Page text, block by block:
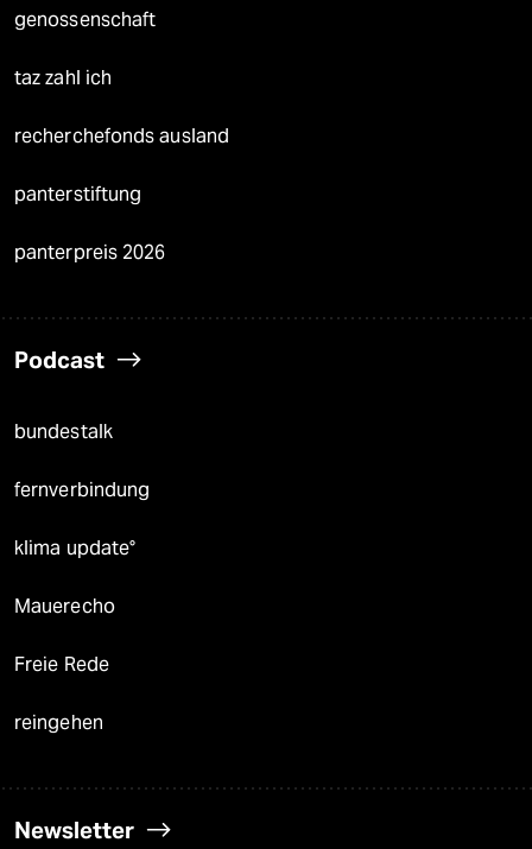
genossenschaft
taz zahl ich
recherchefonds ausland
panterstiftung
panterpreis 2026
Podcast
bundestalk
fernverbindung
klima update°
Mauerecho
Freie Rede
reingehen
Newsletter